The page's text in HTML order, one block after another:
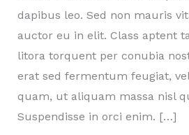
dapibus leo. Sed non mauris
auctor eu in elit. Class aptent
litora torquent per conubia
erat sed fermentum feugiat,
quam, ut aliquam massa nisl
Suspendisse in orci enim. […]